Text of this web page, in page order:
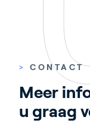
> CONTACT
Meer
u graag